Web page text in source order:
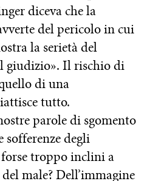
diceva che la
del pericolo in cui
la serietà del
giudizio». Il rischio di
di una
tutto.
parole di sgomento
sofferenze degli
troppo inclini a
male? Dell’immagine